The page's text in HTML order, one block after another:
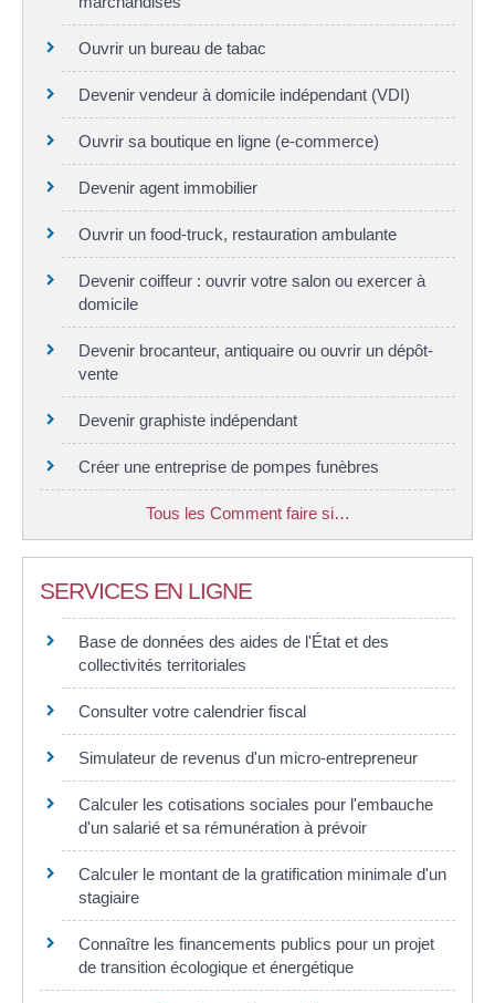
Ouvrir un bureau de tabac
Devenir vendeur à domicile indépendant (VDI)
Ouvrir sa boutique en ligne (e-commerce)
Devenir agent immobilier
Ouvrir un food-truck, restauration ambulante
Devenir coiffeur : ouvrir votre salon ou exercer à
domicile
Devenir brocanteur, antiquaire ou ouvrir un dépôt-
vente
Devenir graphiste indépendant
Créer une entreprise de pompes funèbres
Tous les Comment faire si…
SERVICES EN LIGNE
Base de données des aides de l'État et des
collectivités territoriales
Consulter votre calendrier fiscal
Simulateur de revenus d'un micro-entrepreneur
Calculer les cotisations sociales pour l'embauche
d'un salarié et sa rémunération à prévoir
Calculer le montant de la gratification minimale d'un
stagiaire
Connaître les financements publics pour un projet
de transition écologique et énergétique